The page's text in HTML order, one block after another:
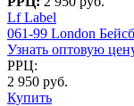
Lf Label
061-99 London
Узнать оптовую
РРЦ:
2 950 руб.
Купить